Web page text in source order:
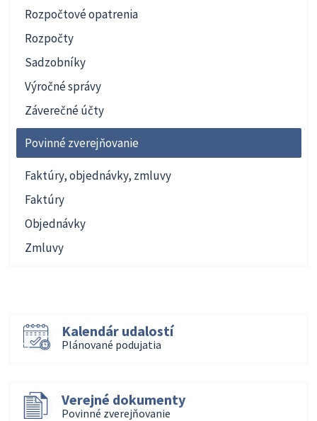
Rozpočtové opatrenia
Rozpočty
Sadzobníky
Výročné správy
Záverečné účty
Povinné zverejňovanie
Faktúry, objednávky, zmluvy
Faktúry
Objednávky
Zmluvy
Kalendár udalostí
Plánované podujatia
Verejné dokumenty
Povinné zverejňovanie